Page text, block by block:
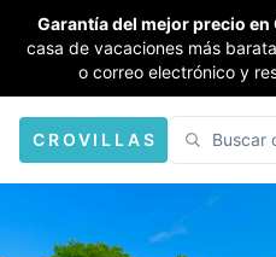
Garantía del mejor precio
casa de vacaciones más
o correo electrónico y
CROVILLAS